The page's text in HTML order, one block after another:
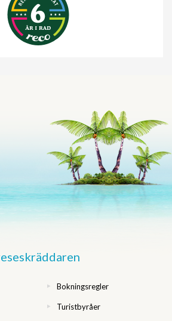
Bokningsregler
Turistbyråer